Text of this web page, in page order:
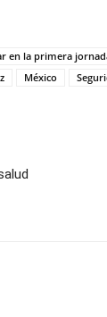
en la primera
México